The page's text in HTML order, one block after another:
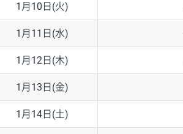
※ハンガリーフォリント/円と南アフリカラン
1月10日(火)
1月11日(水)
1月12日(木)
1月13日(金)
1月14日(土)